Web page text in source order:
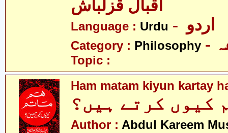
اقبال قزلباش
Language : Urdu
Category : Philosophy
Topic :
Ham matam kiyun kartay
کیوں کرتے ہیں؟
Author : Abdul Kareem